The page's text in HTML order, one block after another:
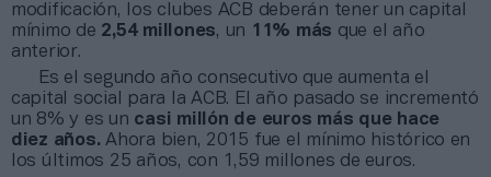
modificación, los clubes ACB deberán tener un capital
mínimo de 2,54 millones, un 11% más que el año
anterior.
Es el segundo año consecutivo que aumenta el
capital social para la ACB. El año pasado se incrementó
un 8% y es un casi millón de euros más que hace
diez años. Ahora bien, 2015 fue el mínimo histórico en
los últimos 25 años, con 1,59 millones de euros.